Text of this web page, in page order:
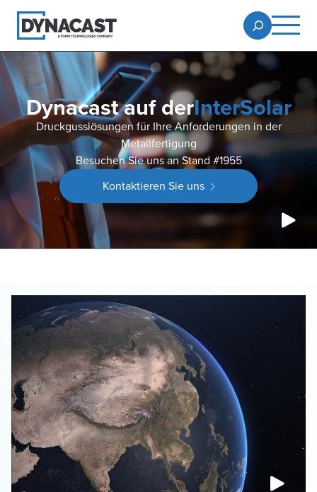
Dynacast auf derInterSolar
Druckgusslösungen für Ihre Anforderungen in der
Metallfertigung
Besuchen Sie uns an Stand #1955
Kontaktieren Sie uns